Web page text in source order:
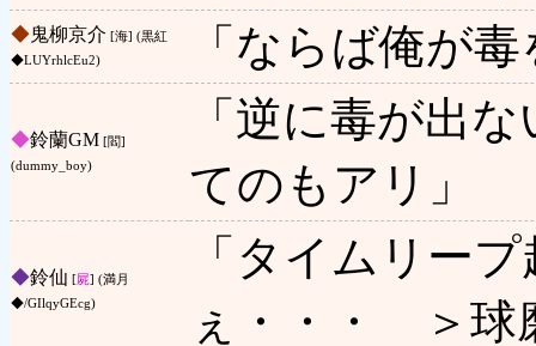
◆鬼柳京介 [海] (黒紅
◆LUYrhlcEu2)
「ならば俺が
◆鈴蘭GM [閻]
(dummy_boy)
「逆に毒が出
てのもアリ」
◆鈴仙 [屍] (満月
◆/GIlqyGEcg)
「タイムリー
ぇ・・・ ＞球